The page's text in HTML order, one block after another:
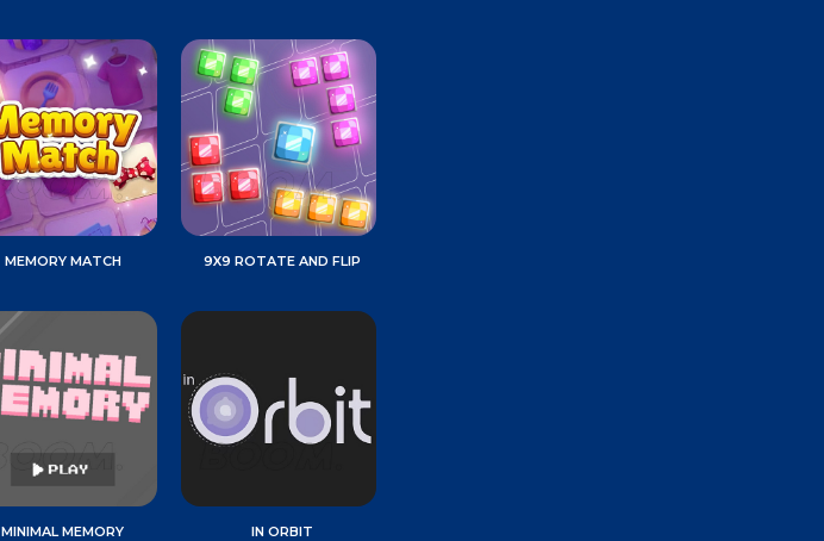
MEMORY MATCH 9X9 ROTATE AND FLIP
MINIMAL MEMORY IN ORBIT